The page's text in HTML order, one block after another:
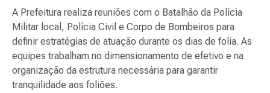
A Prefeitura realiza reuniões com o Batalhão da Polícia
Militar local, Polícia Civil e Corpo de Bombeiros para
definir estratégias de atuação durante os dias de folia. As
equipes trabalham no dimensionamento de efetivo e na
organização da estrutura necessária para garantir
tranquilidade aos foliões.